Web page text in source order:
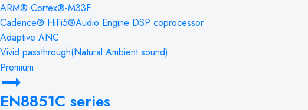
ARM® Cortex®-M33F
Cadence® HiFi5®Audio Engine DSP coprocessor
Adaptive ANC
Vivid passthrough(Natural Ambient sound)
Premium
EN8851C series